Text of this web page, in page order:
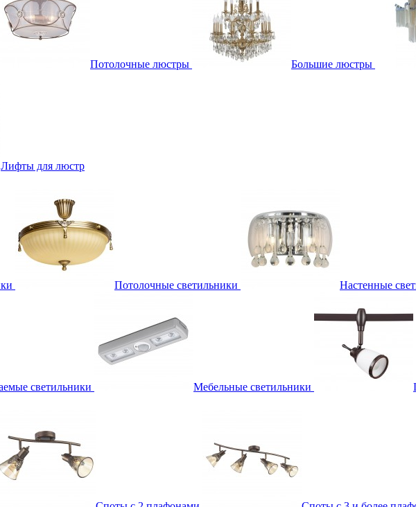
Потолочные люстры Большие люстры
Лифты для люстр
Потолочные светильники Настенные
светильники Мебельные светильники